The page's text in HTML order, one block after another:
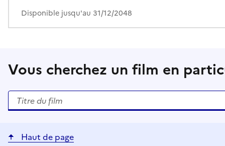
Disponible jusqu'au 31/12/2048
Vous cherchez un film en
Rechercher un titre de film
Haut de page